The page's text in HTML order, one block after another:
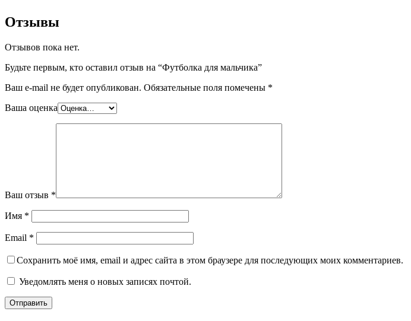
Отзывы
Отзывов пока нет.
Будьте первым, кто оставил отзыв на “Футболка для мальчика”
Ваш e-mail не будет опубликован. Обязательные поля помечены *
Ваша оценка
Ваш отзыв *
Имя *
Email *
Сохранить моё имя, email и адрес сайта в этом браузере для последующих моих комментариев.
Уведомлять меня о новых записях почтой.